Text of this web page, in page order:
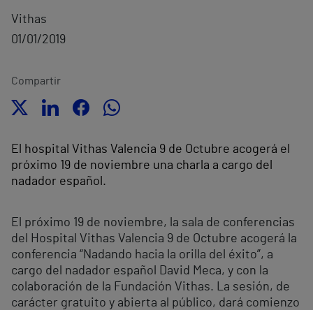
Vithas
01/01/2019
Compartir
El hospital Vithas Valencia 9 de Octubre acogerá el
próximo 19 de noviembre una charla a cargo del
nadador español.
El próximo 19 de noviembre, la sala de conferencias
del Hospital Vithas Valencia 9 de Octubre acogerá la
conferencia “Nadando hacia la orilla del éxito”, a
cargo del nadador español David Meca, y con la
colaboración de la Fundación Vithas. La sesión, de
carácter gratuito y abierta al público, dará comienzo